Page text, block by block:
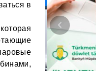
в